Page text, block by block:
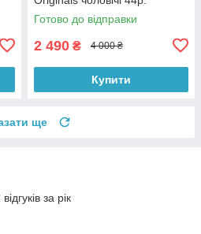
Готово до відправки
2 490 ₴ 4 000 ₴
Купити
ще
за рік